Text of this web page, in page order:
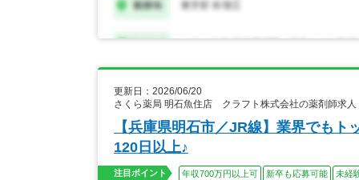
更新日：2026/06/20
さくら薬局 明石魚住店 クラフト株式会社の薬剤師求人
【兵庫県明石市／JR線】業界でも
120日以上♪
注目ポイント 年収700万円以上可 新卒も応募可能 未経